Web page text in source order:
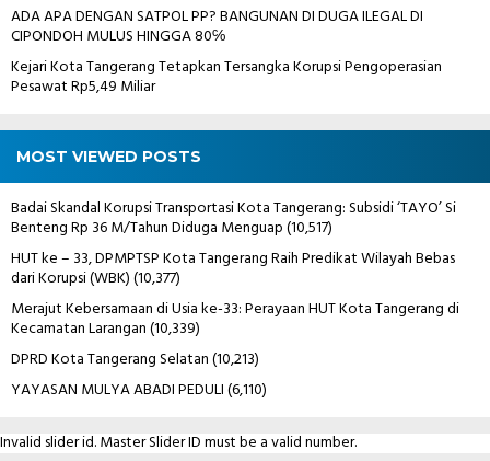
ADA APA DENGAN SATPOL PP? BANGUNAN DI DUGA ILEGAL DI
CIPONDOH MULUS HINGGA 80℅
Kejari Kota Tangerang Tetapkan Tersangka Korupsi Pengoperasian
Pesawat Rp5,49 Miliar
MOST VIEWED POSTS
Badai Skandal Korupsi Transportasi Kota Tangerang: Subsidi ‘TAYO’ Si
Benteng Rp 36 M/Tahun Diduga Menguap(10,517)
HUT ke – 33, DPMPTSP Kota Tangerang Raih Predikat Wilayah Bebas
dari Korupsi (WBK)(10,377)
Merajut Kebersamaan di Usia ke-33: Perayaan HUT Kota Tangerang di
Kecamatan Larangan(10,339)
DPRD Kota Tangerang Selatan(10,213)
YAYASAN MULYA ABADI PEDULI(6,110)
Invalid slider id. Master Slider ID must be a valid number.